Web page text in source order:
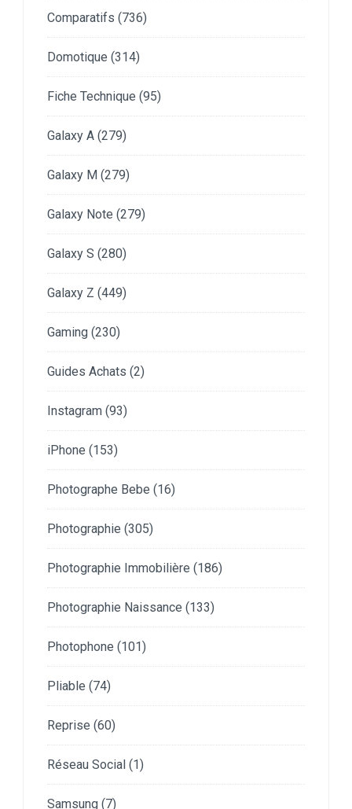
Comparatifs (736)
Domotique (314)
Fiche Technique (95)
Galaxy A (279)
Galaxy M (279)
Galaxy Note (279)
Galaxy S (280)
Galaxy Z (449)
Gaming (230)
Guides Achats (2)
Instagram (93)
iPhone (153)
Photographe Bebe (16)
Photographie (305)
Photographie Immobilière (186)
Photographie Naissance (133)
Photophone (101)
Pliable (74)
Reprise (60)
Réseau Social (1)
Samsung (7)